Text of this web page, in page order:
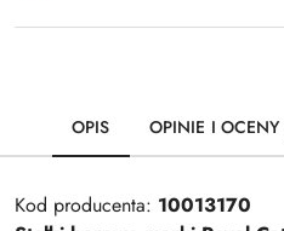
OPIS OPINIE I
Kod producenta: 10013170